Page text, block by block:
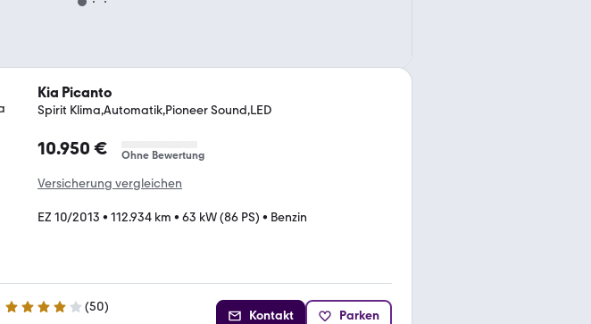
Kia Picanto
Spirit Klima,Automatik,Pioneer Sound,LED
10.950 € Ohne Bewertung
Versicherung vergleichen
EZ 10/2013 • 112.934 km • 63 kW (86 PS) • Benzin
4 Sterne (50)
Kontakt Parken